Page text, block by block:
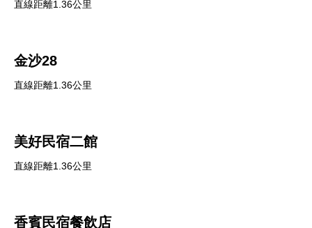
直線距離1.36公里
金沙28
直線距離1.36公里
美好民宿二館
直線距離1.36公里
香賓民宿餐飲店